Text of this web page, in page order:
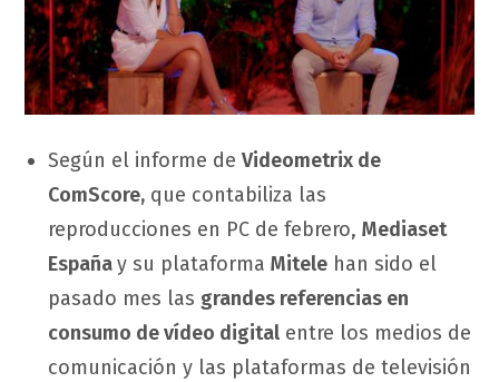
Según el informe de Videometrix de
ComScore, que contabiliza las
reproducciones en PC de febrero, Mediaset
Españay su plataforma Mitele han sido el
pasado mes las grandes referencias en
consumo de vídeo digital entre los medios de
comunicación y las plataformas de televisión